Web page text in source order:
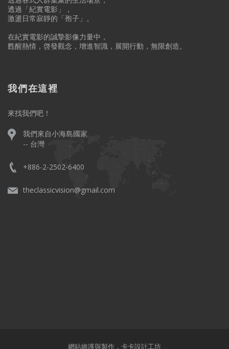
透過「紀實電影」，
激盪日常寂靜的「孢子」。
在紀實電影的誠摯影像力量中，
甦醒熱情，啓發觀念，增進智識，展開行動，無限創造。
我們在這裡
來找我們吧！
我們來自小海島國家
-- 台灣
+886-2-2502-6400
theclassicvision@gmail.com
網站維護與製作， 卡卡設計工坊